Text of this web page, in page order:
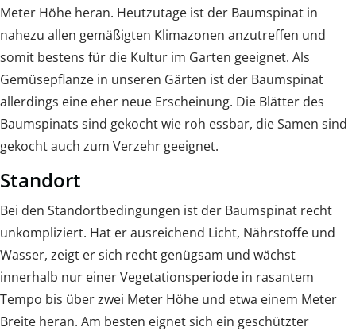
Meter Höhe heran. Heutzutage ist der Baumspinat in
nahezu allen gemäßigten Klimazonen anzutreffen und
somit bestens für die Kultur im Garten geeignet. Als
Gemüsepflanze in unseren Gärten ist der Baumspinat
allerdings eine eher neue Erscheinung. Die Blätter des
Baumspinats sind gekocht wie roh essbar, die Samen sind
gekocht auch zum Verzehr geeignet.
Standort
Bei den Standortbedingungen ist der Baumspinat recht
unkompliziert. Hat er ausreichend Licht, Nährstoffe und
Wasser, zeigt er sich recht genügsam und wächst
innerhalb nur einer Vegetationsperiode in rasantem
Tempo bis über zwei Meter Höhe und etwa einem Meter
Breite heran. Am besten eignet sich ein geschützter